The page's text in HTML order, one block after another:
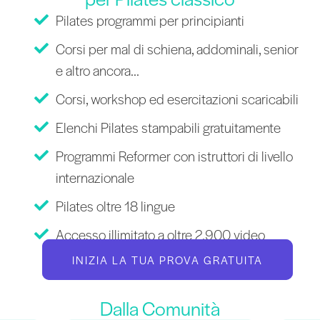
Pilates programmi per principianti
Corsi per mal di schiena, addominali, senior
e altro ancora...
Corsi, workshop ed esercitazioni scaricabili
Elenchi Pilates stampabili gratuitamente
Programmi Reformer con istruttori di livello
internazionale
Pilates oltre 18 lingue
Accesso illimitato a oltre 2.900 video
INIZIA LA TUA PROVA GRATUITA
Dalla Comunità